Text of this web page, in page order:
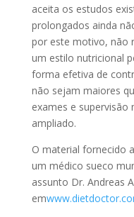
aceita os estudos
prolongados ainda
por este motivo, nāo
um estilo nutricional
forma efetiva de
nāo sejam maiores
exames e supervisāo
ampliado.
O material fornecido
um médico sueco
assunto Dr. Andreas
em